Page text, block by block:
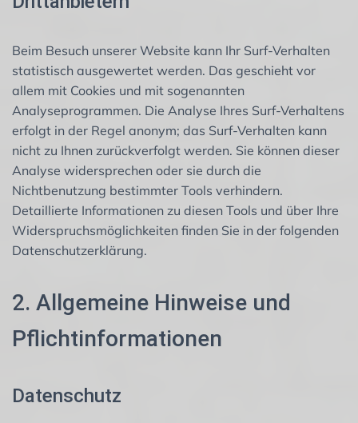
Beim Besuch unserer Website kann Ihr Surf-Verhalten
statistisch ausgewertet werden. Das geschieht vor
allem mit Cookies und mit sogenannten
Analyseprogrammen. Die Analyse Ihres Surf-Verhaltens
erfolgt in der Regel anonym; das Surf-Verhalten kann
nicht zu Ihnen zurückverfolgt werden. Sie können dieser
Analyse widersprechen oder sie durch die
Nichtbenutzung bestimmter Tools verhindern.
Detaillierte Informationen zu diesen Tools und über Ihre
Widerspruchsmöglichkeiten finden Sie in der folgenden
Datenschutzerklärung.
2. Allgemeine Hinweise und
Pflichtinformationen
Datenschutz